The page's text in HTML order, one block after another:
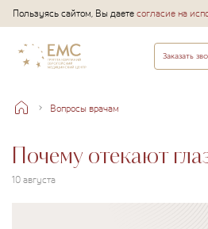
Пользуясь сайтом, Вы даетесогласие на
Заказать
Вопросы врачам
Почему отекают
10 августа